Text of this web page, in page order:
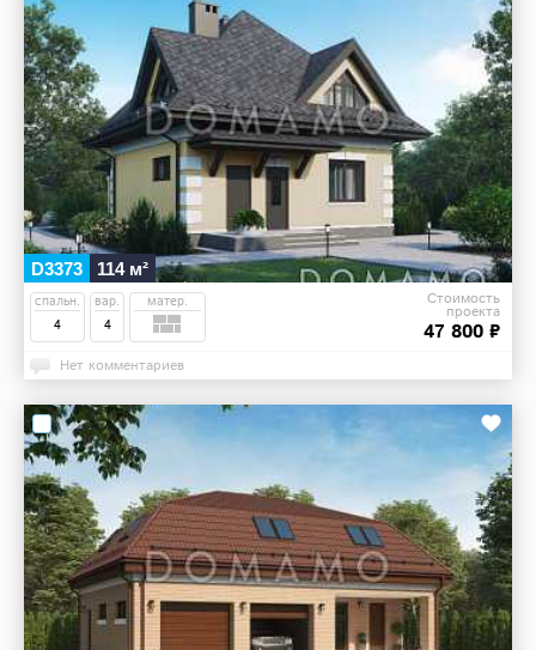
D3373 114 м²
спальн.
4
вар.
4
матер. Стоимость
проекта
47 800 ₽
Нет комментариев